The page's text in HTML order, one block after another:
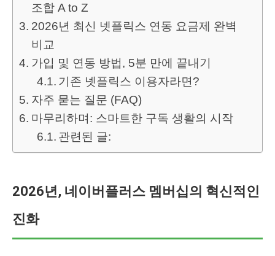
조합 A to Z
2026년 최신 넷플릭스 연동 요금제 완벽
비교
가입 및 연동 방법, 5분 만에 끝내기
기존 넷플릭스 이용자라면?
자주 묻는 질문 (FAQ)
마무리하며: 스마트한 구독 생활의 시작
관련된 글:
2026년, 네이버플러스 멤버십의 혁신적인
진화